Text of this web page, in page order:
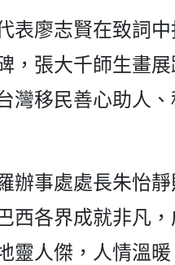
表廖志賢在致詞
，張大千師生畫
灣移民善心助人
辦事處處長朱怡
西各界成就非凡
靈人傑，人情溫